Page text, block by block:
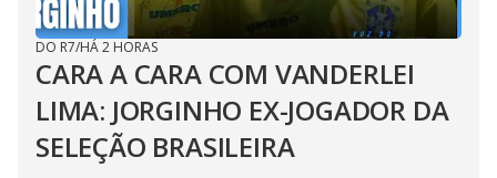
DO R7/HÁ 2 HORAS
CARA A CARA COM VANDERLEI
LIMA: JORGINHO EX-JOGADOR DA
SELEÇÃO BRASILEIRA